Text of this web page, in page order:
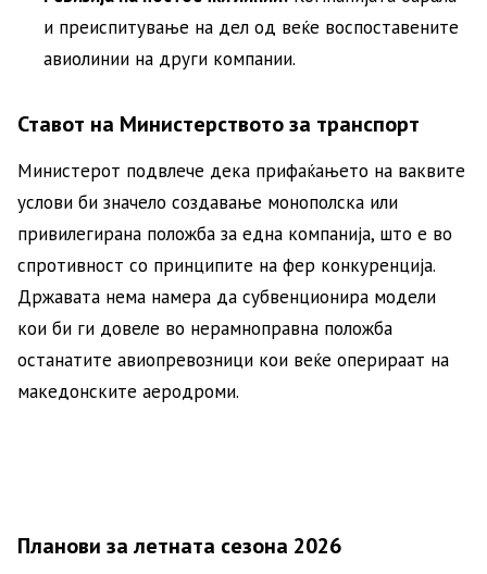
и преиспитување на дел од веќе воспоставените
авиолинии на други компании.
Ставот на Министерството за транспорт
Министерот подвлече дека прифаќањето на ваквите
услови би значело создавање монополска или
привилегирана положба за една компанија, што е во
спротивност со принципите на фер конкуренција.
Државата нема намера да субвенционира модели
кои би ги довеле во нерамноправна положба
останатите авиопревозници кои веќе оперираат на
македонските аеродроми.
Планови за летната сезона 2026